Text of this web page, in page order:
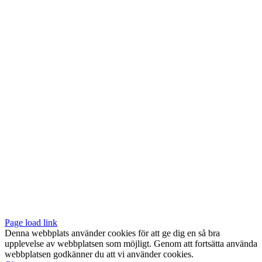
Page load link
Denna webbplats använder cookies för att ge dig en så bra
upplevelse av webbplatsen som möjligt. Genom att fortsätta använda
webbplatsen godkänner du att vi använder cookies.